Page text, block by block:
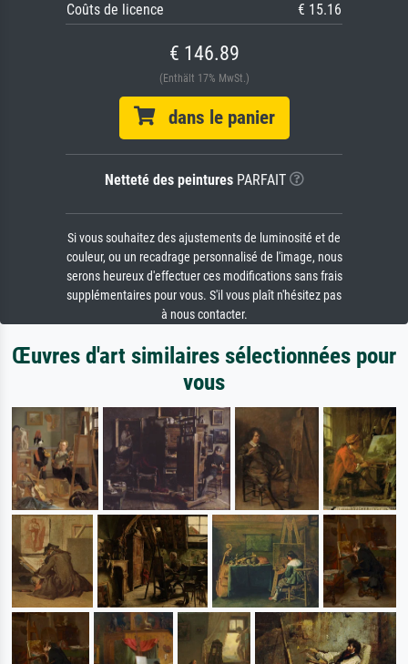
Coûts de licence
€ 15.16
€ 146.89
(Enthält 17% MwSt.)
dans le panier
Netteté des peinturesPARFAIT
Si vous souhaitez des ajustements de luminosité et de
couleur, ou un recadrage personnalisé de l'image, nous
serons heureux d'effectuer ces modifications sans frais
supplémentaires pour vous. S'il vous plaît n'hésitez pas
à nous contacter.
Œuvres d'art similaires sélectionnées pour
vous